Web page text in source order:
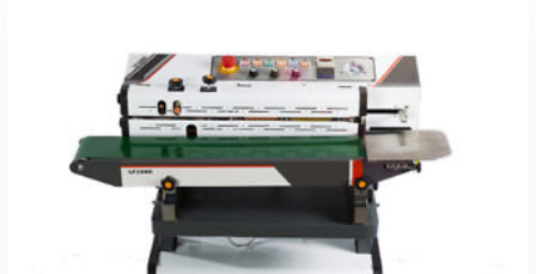
Leer Más